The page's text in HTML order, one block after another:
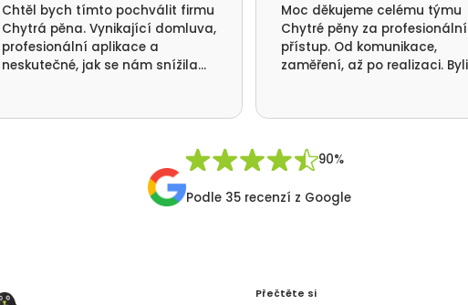
Chtěl bych tímto pochválit firmu
Chytrá pěna. Vynikající domluva,
profesionální aplikace a
neskutečné, jak se nám snížila
děkujeme za realizaci a přátelský
Moc děkujeme celému týmu
Chytré pěny za profesionální
přístup. Od komunikace,
zaměření, až po realizaci. Byli
90%
Podle 35 recenzí z Google
Přečtěte si